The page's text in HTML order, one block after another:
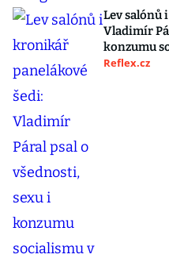
Lev salónů
Vladimír
konzumu
Reflex.cz